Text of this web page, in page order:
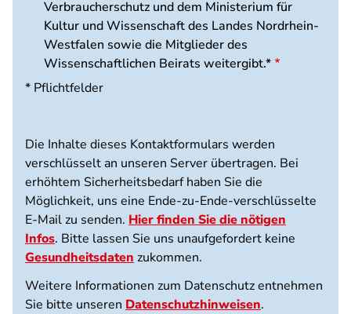
Verbraucherschutz und dem Ministerium für
Kultur und Wissenschaft des Landes Nordrhein-
Westfalen sowie die Mitglieder des
Wissenschaftlichen Beirats weitergibt.*
* Pflichtfelder
Die Inhalte dieses Kontaktformulars werden
verschlüsselt an unseren Server übertragen. Bei
erhöhtem Sicherheitsbedarf haben Sie die
Möglichkeit, uns eine Ende-zu-Ende-verschlüsselte
E-Mail zu senden. Hier finden Sie die nötigen
Infos. Bitte lassen Sie uns unaufgefordert keine
Gesundheitsdaten zukommen.
Weitere Informationen zum Datenschutz entnehmen
Sie bitte unseren Datenschutzhinweisen.